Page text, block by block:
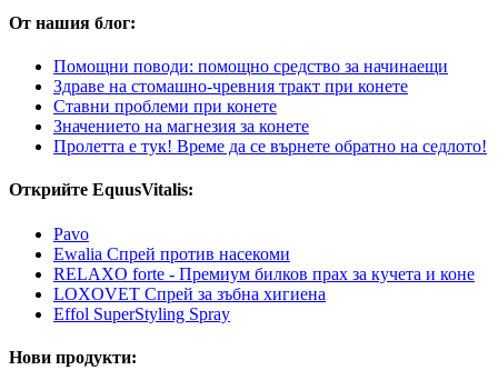
От нашия блог:
Помощни поводи: помощно средство за начинаещи
Здраве на стомашно-чревния тракт при конете
Ставни проблеми при конете
Значението на магнезия за конете
Пролетта е тук! Време да се върнете обратно на седлото!
Открийте EquusVitalis:
Pavo
Ewalia Спрей против насекоми
RELAXO forte - Премиум билков прах за кучета и коне
LOXOVET Спрей за зъбна хигиена
Effol SuperStyling Spray
Нови продукти: